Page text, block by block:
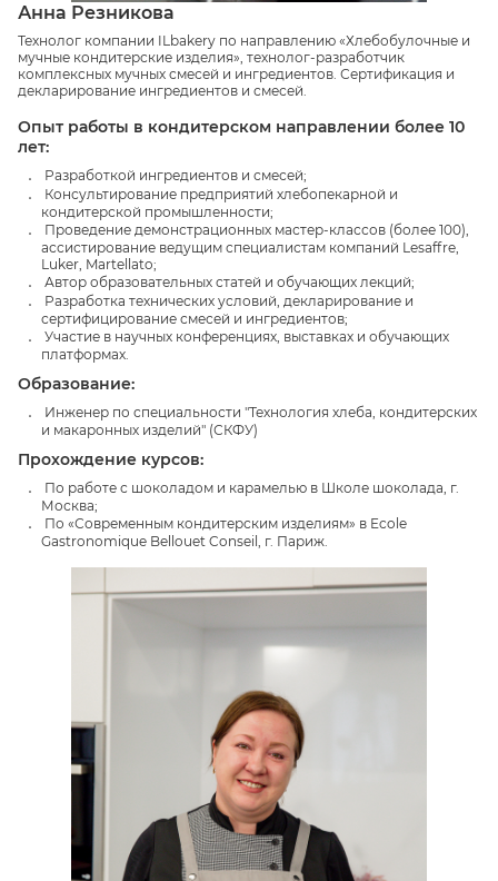
Анна Резникова
Технолог компании ILbakery по направлению «Хлебобулочные и
мучные кондитерские изделия», технолог-разработчик
комплексных мучных смесей и ингредиентов. Сертификация и
декларирование ингредиентов и смесей.
Опыт работы в кондитерском направлении более 10
лет:
Разработкой ингредиентов и смесей;
Консультирование предприятий хлебопекарной и
кондитерской промышленности;
Проведение демонстрационных мастер-классов (более 100),
ассистирование ведущим специалистам компаний Lesaffre,
Luker, Martellato;
Автор образовательных статей и обучающих лекций;
Разработка технических условий, декларирование и
сертифицирование смесей и ингредиентов;
Участие в научных конференциях, выставках и обучающих
платформах.
Образование:
Инженер по специальности "Технология хлеба, кондитерских
и макаронных изделий" (СКФУ)
Прохождение курсов:
По работе с шоколадом и карамелью в Школе шоколада, г.
Москва;
По «Современным кондитерским изделиям» в Ecole
Gastronomique Bellouet Conseil, г. Париж.